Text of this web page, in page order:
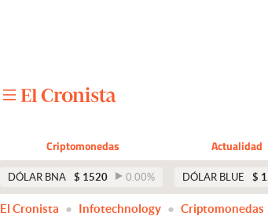
Apertura
Criptomonedas Actualidad
DÓLAR BNA $ 1520 0.00% DÓLAR BLUE $
El Cronista Infotechnology Criptomonedas